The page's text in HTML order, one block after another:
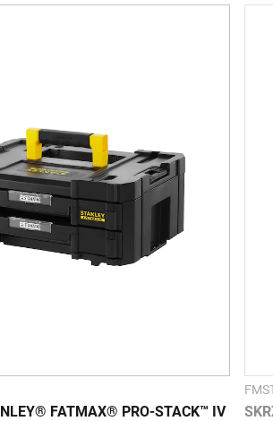
FATMAX® PRO-STACK™ IV